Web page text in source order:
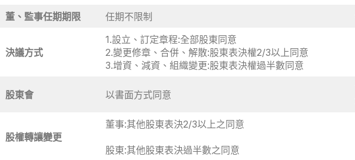
董、監事任期期限
任期不限制
決議方式
1.設立、訂定章程:全部股東同意
2.變更修章、合併、解散:股東表決權2/3以上同意
3.增資、減資、組織變更:股東表決權過半數同意
股東會 以書面方式同意
股權轉讓變更
董事:其他股東表決2/3以上之同意
股東:其他股東表決過半數之同意